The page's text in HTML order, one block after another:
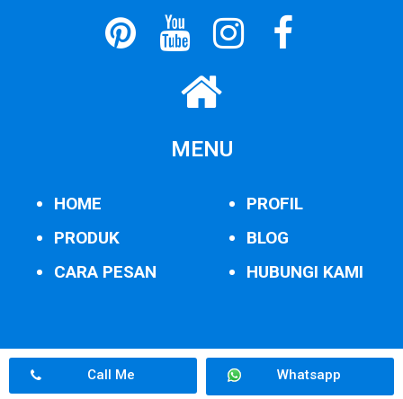
MENU
HOME
PRODUK
CARA PESAN
PROFIL
BLOG
HUBUNGI KAMI
Call Me Whatsapp